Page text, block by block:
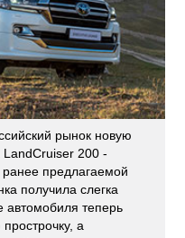
рынок новую
200 -
предлагаемой
получила слегка
теперь
а